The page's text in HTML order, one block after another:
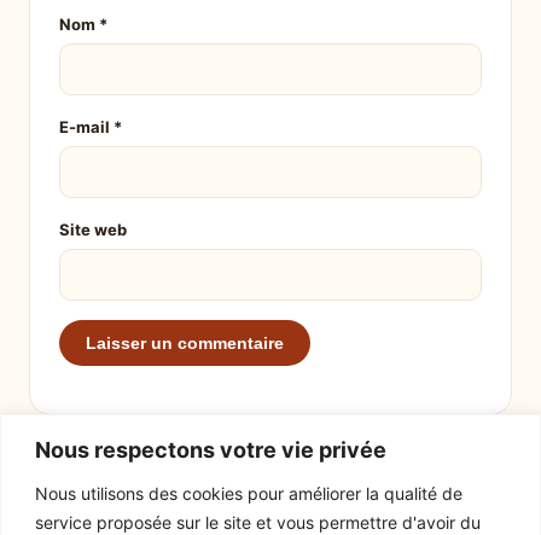
Nous respectons votre vie privée
Nous utilisons des cookies pour améliorer la qualité de
service proposée sur le site et vous permettre d'avoir du
Nom *
E-mail *
Site web